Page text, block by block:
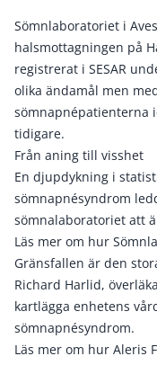
Sömnlaboratoriet i
halsmottagningen på
registrerat i SESAR
olika ändamål men
sömnapnépatienterna
tidigare.
Från aning till visshet
En djupdykning i
sömnapnésyndrom
sömnalaboratoriet att
Läs mer om hur
Gränsfallen är den
Richard Harlid,
kartlägga enhetens
sömnapnésyndrom.
Läs mer om hur Aleris